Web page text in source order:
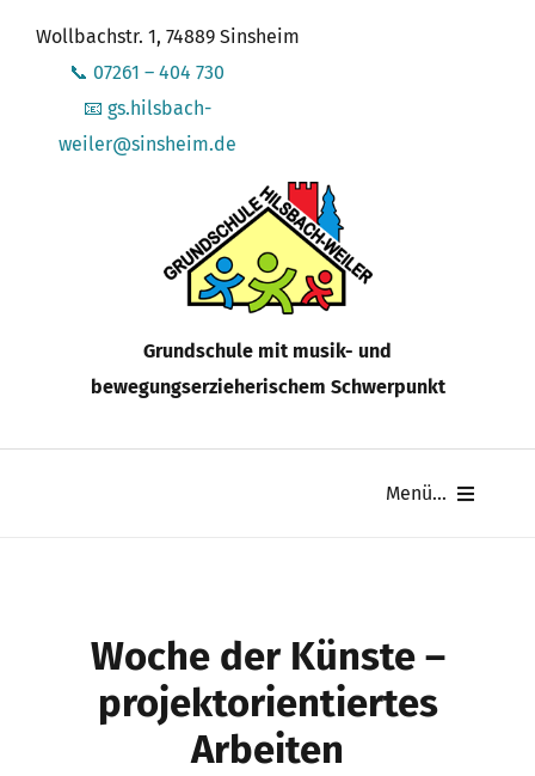
Wollbachstr. 1, 74889 Sinsheim
📞 07261 – 404 730
📧 gs.hilsbach-
weiler@sinsheim.de
Grundschule mit musik- und
bewegungserzieherischem Schwerpunkt
Menü...
Kernzeitbetreuung e.V.
Woche der Künste –
projektorientiertes
Arbeiten